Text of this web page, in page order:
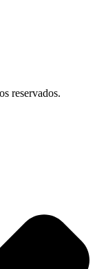
reservados.